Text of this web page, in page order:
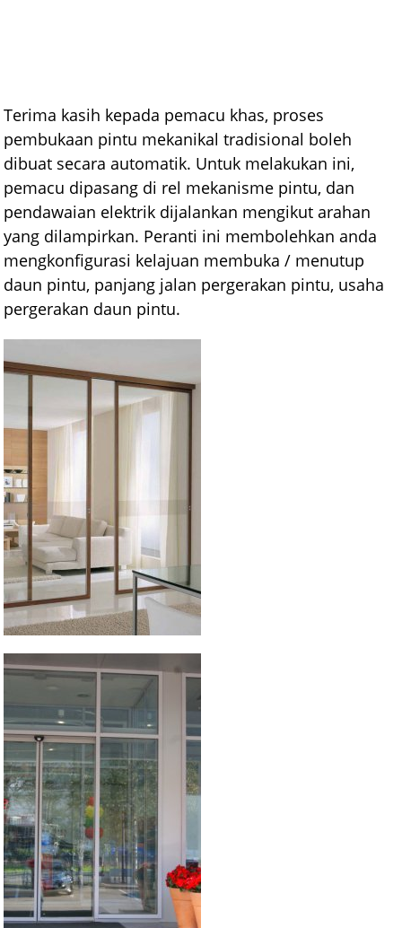
Terima kasih kepada pemacu khas, proses
pembukaan pintu mekanikal tradisional boleh
dibuat secara automatik. Untuk melakukan ini,
pemacu dipasang di rel mekanisme pintu, dan
pendawaian elektrik dijalankan mengikut arahan
yang dilampirkan. Peranti ini membolehkan anda
mengkonfigurasi kelajuan membuka / menutup
daun pintu, panjang jalan pergerakan pintu, usaha
pergerakan daun pintu.